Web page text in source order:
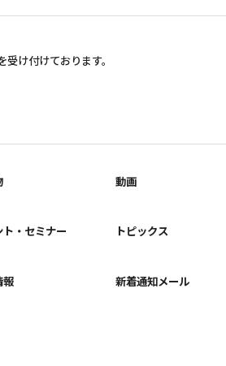
け付けております。
・セミナー
報
動画
トピックス
新着通知メール